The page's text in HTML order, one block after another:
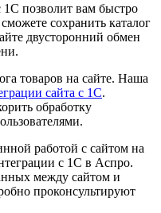
позволит вам быстро
сохранить каталог
двусторонний обмен
товаров на сайте. Наша
сайта с 1С.
обработку
работой с сайтом на
с 1С в Аспро.
между сайтом и
проконсультируют